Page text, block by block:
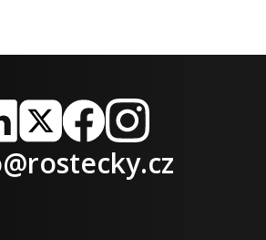
X FacebookInstagram